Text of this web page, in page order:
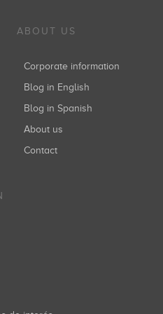
ABOUT US
Corporate information
Blog in English
Blog in Spanish
About us
Contact